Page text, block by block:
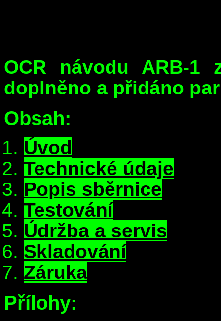
OCR návodu ARB-
doplněno a přidáno
Obsah:
Úvod
Technické údaje
Popis sběrnice
Testování
Údržba a servis
Skladování
Záruka
Přílohy: